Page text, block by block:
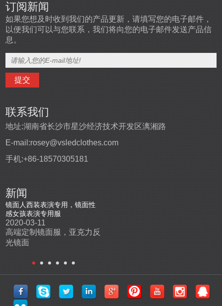
订阅新闻
如果您想及时收到我们的产品更新，请填写您的电子邮件，
以便我们可以与您联系，我们将向您的电子邮件发送产品信
息。
联系我们
地址:湖南省长沙市星沙经济技术开发区漓湘路
E-mail:rosey@vsledclothes.com
手机:+86-18570305181
新闻
镜面人西装表演专用，镜面性
感女孩表演专用服
2020-03-11
高端定制镜面服，亚克力反
光镜面